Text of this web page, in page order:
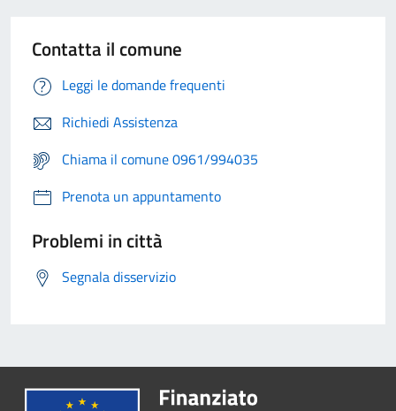
Contatta il comune
Leggi le domande frequenti
Richiedi Assistenza
Chiama il comune 0961/994035
Prenota un appuntamento
Problemi in città
Segnala disservizio